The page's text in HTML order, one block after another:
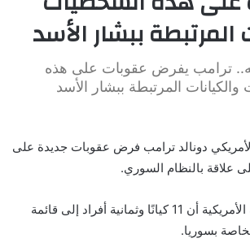
المرتبطة ببشار الأسد
ترامب يفرض عقوبات على هذه
المرتبطة ببشار الأسد
دونالد ترامب فرض عقوبات جديدة على
علاقة بالنظام السوري.
وذكرت وزارة الخزانة الأمريكية أن 11 كيانًا وثمانية أفراد إلى قائمة
بسوريا.